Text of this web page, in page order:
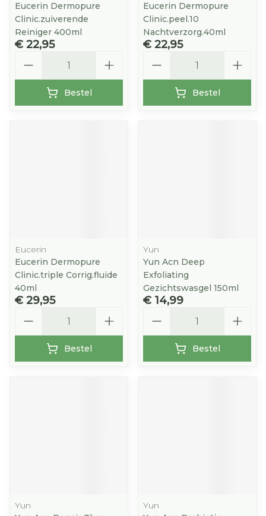
Eucerin Dermopure
Clinic.zuiverende
Reiniger 400ml
€ 22,95
Bestel
Eucerin Dermopure
Clinic.peel.10
Nachtverzorg.40ml
€ 22,95
Bestel
Eucerin
Eucerin Dermopure
Clinic.triple Corrig.fluide
40ml
€ 29,95
Bestel
Yun
Yun Acn Deep
Exfoliating
Gezichtswasgel 150ml
€ 14,99
Bestel
Yun
Yun